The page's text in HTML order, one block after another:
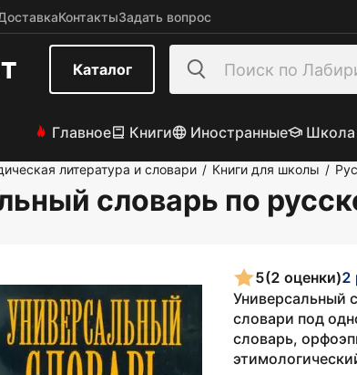
КонтактыЗадать вопрос
Каталог
Главное Книги Иностранные Школа
литература и словари / Книги для школы /
словарь по
5(2 оценки)2
Универсальный
словари под
словарь,